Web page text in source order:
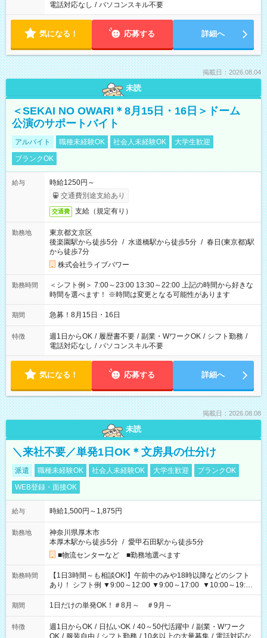
電話対応なし / パソコンスキル不要
気になる！ 応募する 詳細へ
掲載日：2026.08.04
未読
＜SEKAI NO OWARI＊8月15日・16日＞ドーム
公演のサポートバイト
アルバイト 職種未経験OK 社会人未経験OK
大学生歓迎
ブランクOK
給与
時給1250円～
交通費別途支給あり
交通費 支給（規定有り）
勤務地
東京都文京区
後楽園駅から徒歩5分 / 水道橋駅から徒歩5分 / 春日(東京都)駅
から徒歩7分
株式会社ライブパワー
勤務時間
＜シフト例＞ 7:00～23:00 13:30～22:00 上記の時間から好きな
時間を選べます！ ※時間は変更となる可能性があります
期間 急募！8月15日・16日
特徴 週1日からOK / 履歴書不要 / 副業・WワークOK / シフト勤務 /
電話対応なし / パソコンスキル不要
気になる！ 応募する 詳細へ
掲載日：2026.08.08
未読
＼来社不要／単発1日OK＊文房具の仕分け
派遣 職種未経験OK 社会人未経験OK 大学生歓迎
ブランクOK
WEB登録・面接OK
給与 時給1,500円～1,875円
勤務地
神奈川県厚木市
本厚木駅から徒歩5分 / 愛甲石田駅から徒歩5分
■物流センターなど ■勤務地選べます
勤務時間
【1日3時間～も相談OK!】午前中のみや18時以降などのシフト
あり！ シフト例 ▼9:00～12:00 ▼9:00～17:00 ▼10:00～19:00
▼18:00～21:00
期間 1日だけの単発OK！＃8月～ ＃9月～
特徴 週1日からOK / 日払いOK / 40～50代活躍中 / 副業・Wワーク
OK / 服装自由 / シフト勤務 / 10名以上の大量募集 / 電話対応な